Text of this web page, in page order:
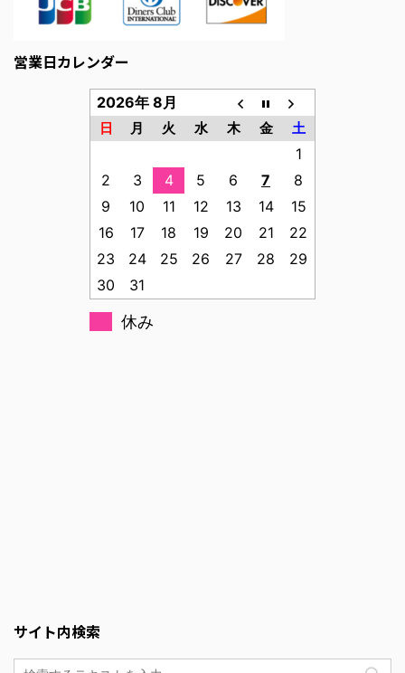
営業日カレンダー
2026年 8月
日 月 火 水 木 金 土
1
2
3 4 5 6 7
8
9
10 11 12 13 14
15
16
17 18 19 20 21
22
23
24 25 26 27 28
29
30
31
休み
サイト内検索